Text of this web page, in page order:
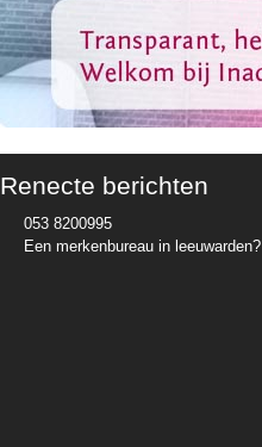
Renecte berichten
053 8200995
Een merkenbureau in leeuwarden?